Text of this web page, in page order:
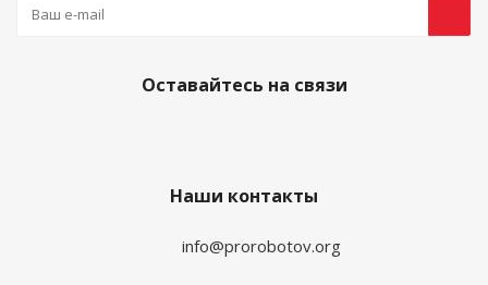
Оставайтесь на связи
Наши контакты
info@prorobotov.org